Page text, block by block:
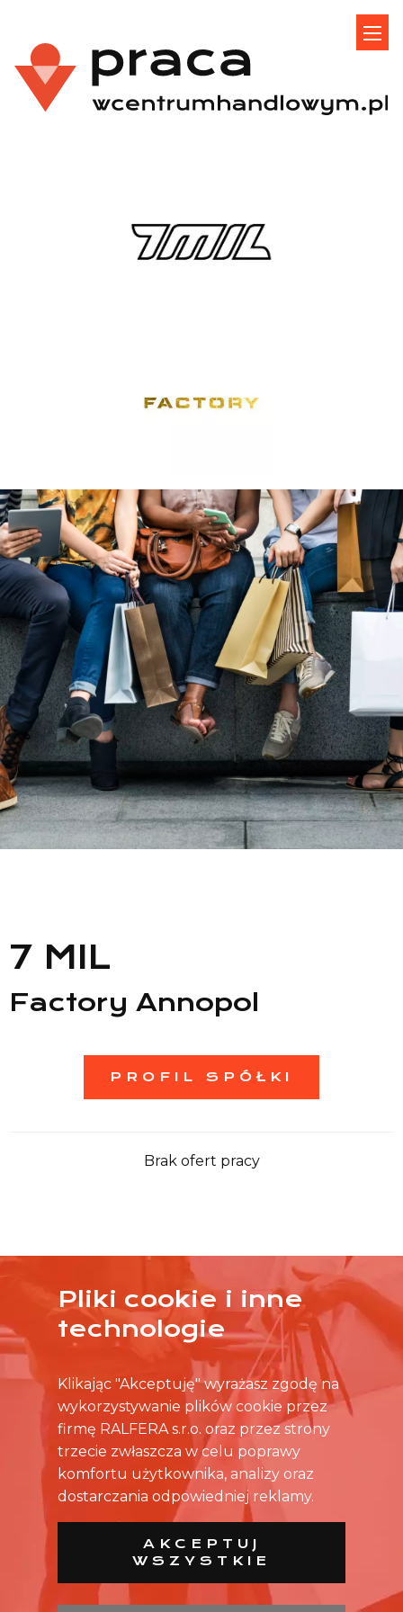
Lista sklepów
7 MIL
Factory Annopol
PROFIL SPÓŁKI
Brak ofert pracy
ŻADNA OFERTA CIĘ NIE ZAINTERESOWAŁA?
SKONTAKTUJ SIĘ BEZPOŚREDNIO ZE SKLEPEM.
Pliki cookie i inne
technologie
Klikając "Akceptuję" wyrażasz zgodę na
wykorzystywanie plików cookie przez
firmę RALFERA s.r.o. oraz przez strony
trzecie zwłaszcza w celu poprawy
komfortu użytkownika, analizy oraz
dostarczania odpowiedniej reklamy.
AKCEPTUJ
WSZYSTKIE